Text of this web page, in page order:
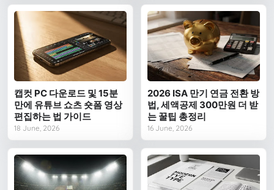
캡컷 PC 다운로드 및 15분
만에 유튜브 쇼츠 숏폼 영상
편집하는 법 가이드
18 June, 2026
2026 ISA 만기 연금 전환 방
법, 세액공제 300만원 더 받
는 꿀팁 총정리
16 June, 2026